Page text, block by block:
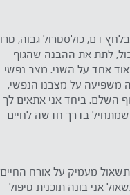
דם, כולסטרול גבוה,
לתת את ההבנה שהגוף
אחד על השני. מצב נפשי
משפיעה על מצבנו הנפשי,
השלם. ביחד אני אתאים לך
שמתחיל בדרך חדשה לחיים
מעמיק על אורח החיים
אני בונה תוכנית טיפול